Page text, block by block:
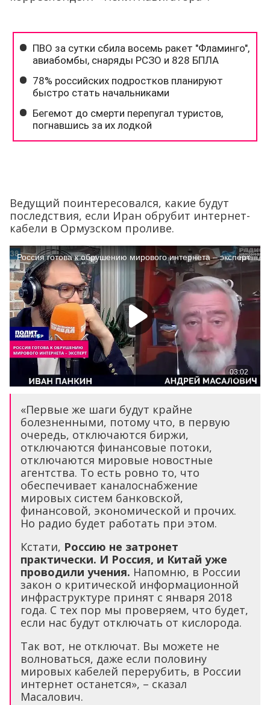
Ведущий поинтересовался, какие будут
последствия, если Иран обрубит интернет-
кабели в Ормузском проливе.
«Первые же шаги будут крайне
болезненными, потому что, в первую
очередь, отключаются биржи,
отключаются финансовые потоки,
отключаются мировые новостные
агентства. То есть ровно то, что
обеспечивает каналоснабжение
мировых систем банковской,
финансовой, экономической и прочих.
Но радио будет работать при этом.
Кстати, Россию не затронет
практически. И Россия, и Китай уже
проводили учения. Напомню, в России
закон о критической информационной
инфраструктуре принят с января 2018
года. С тех пор мы проверяем, что будет,
если нас будут отключать от кислорода.
Так вот, не отключат. Вы можете не
волноваться, даже если половину
мировых кабелей перерубить, в России
интернет останется», – сказал
Масалович.